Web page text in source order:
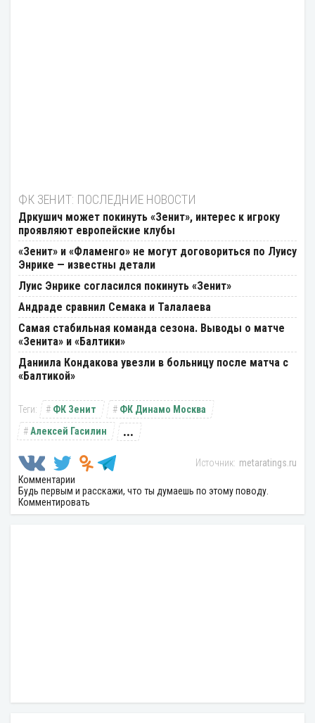
ФК ЗЕНИТ: ПОСЛЕДНИЕ НОВОСТИ
Дркушич может покинуть «Зенит», интерес к игроку
проявляют европейские клубы
«Зенит» и «Фламенго» не могут договориться по Луису
Энрике — известны детали
Луис Энрике согласился покинуть «Зенит»
Андраде сравнил Семака и Талалаева
Самая стабильная команда сезона. Выводы о матче
«Зенита» и «Балтики»
Даниила Кондакова увезли в больницу после матча с
«Балтикой»
ФК Зенит
ФК Динамо Москва
Алексей Гасилин
...
metaratings.ru
Комментарии
Будь первым и расскажи, что ты думаешь по этому поводу.
Комментировать